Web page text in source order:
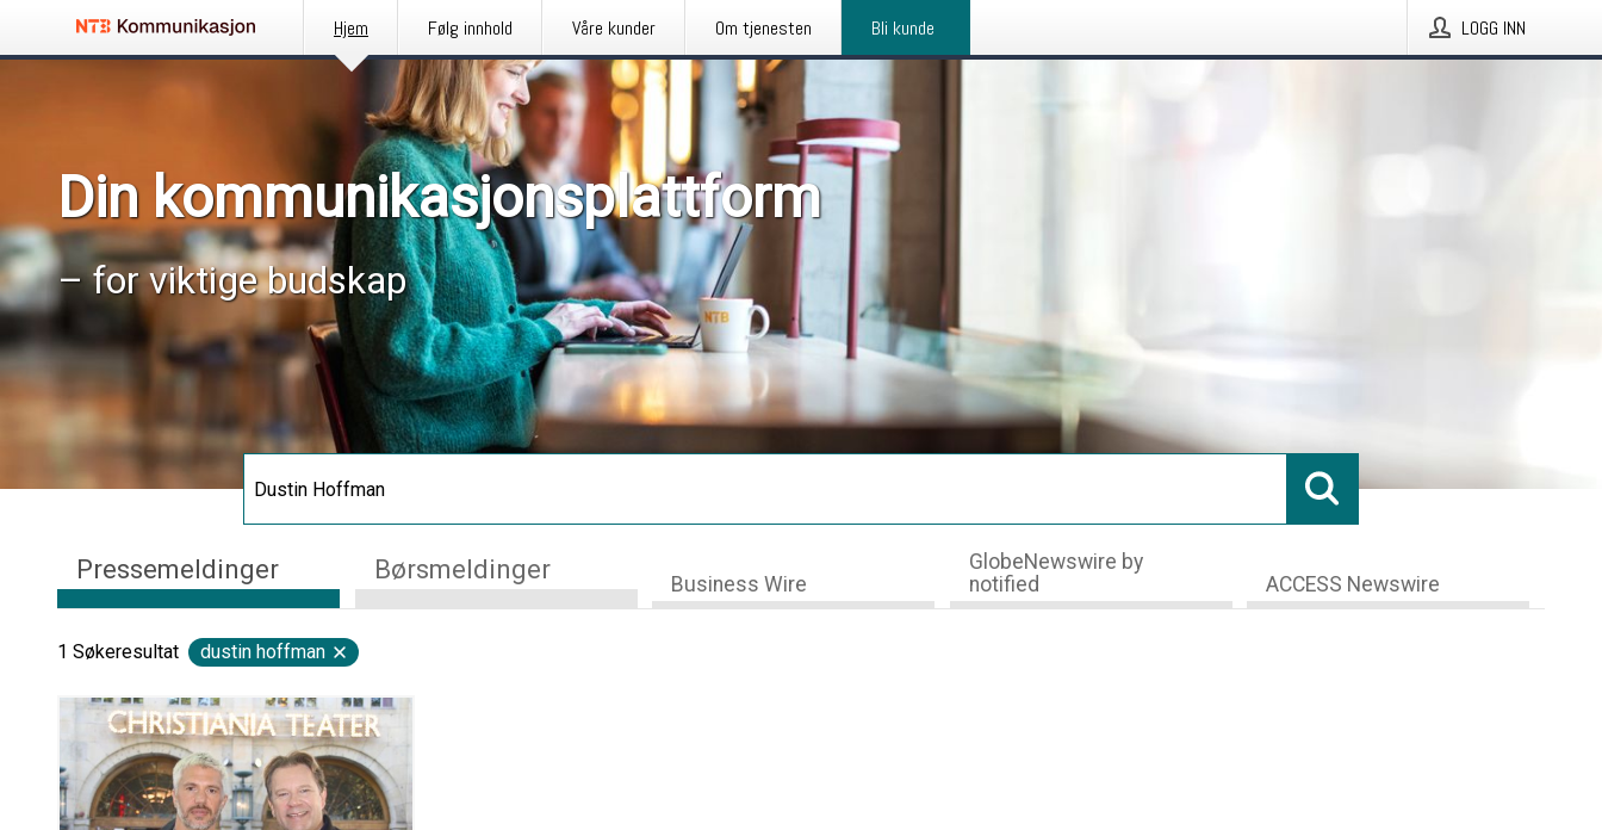
Hjem Følg innhold Våre kunder Om tjenesten Bli kunde LOGG INN
Din kommunikasjonsplattform
– for viktige budskap
Pressemeldinger Børsmeldinger Business Wire
GlobeNewswire by
notified
ACCESS Newswire
1 Søkeresultat dustin hoffman